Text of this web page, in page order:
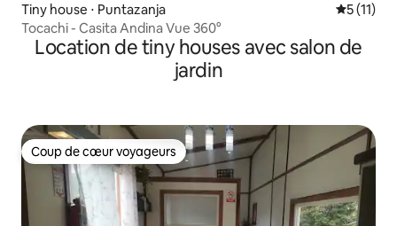
Tiny house ⋅ Puntazanja
5 (11)
Tocachi - Casita Andina Vue 360°
Location de tiny houses avec salon de
jardin
Coup de cœur voyageurs
Coup de cœur voyageurs